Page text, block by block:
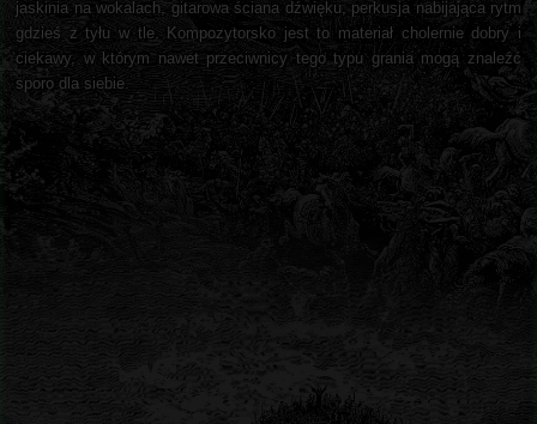
jaskinia na wokalach, gitarowa ściana dźwięku, perkusja nabijająca rytm
gdzieś z tyłu w tle. Kompozytorsko jest to materiał cholernie dobry i
ciekawy, w którym nawet przeciwnicy tego typu grania mogą znaleźć
sporo dla siebie.